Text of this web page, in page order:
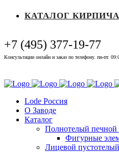
КАТАЛОГ КИРПИЧА
+7 (495) 377-19-77
Консультации онлайн и заказ по телефону. пн-пт.
Lode Россия
О Заводе
Каталог
Полнотелый печной
Фигурные
Лицевой